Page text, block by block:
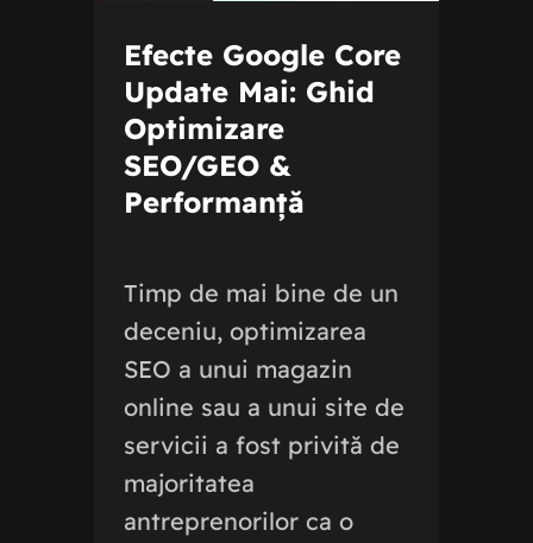
Efecte Google Core
Update Mai: Ghid
Optimizare
SEO/GEO &
Performanță
Timp de mai bine de un
deceniu, optimizarea
SEO a unui magazin
online sau a unui site de
servicii a fost privită de
majoritatea
antreprenorilor ca o